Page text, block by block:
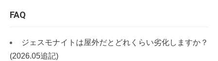
FAQ
ジェスモナイトは屋外だとどれくらい劣化しますか？
(2026.05追記)